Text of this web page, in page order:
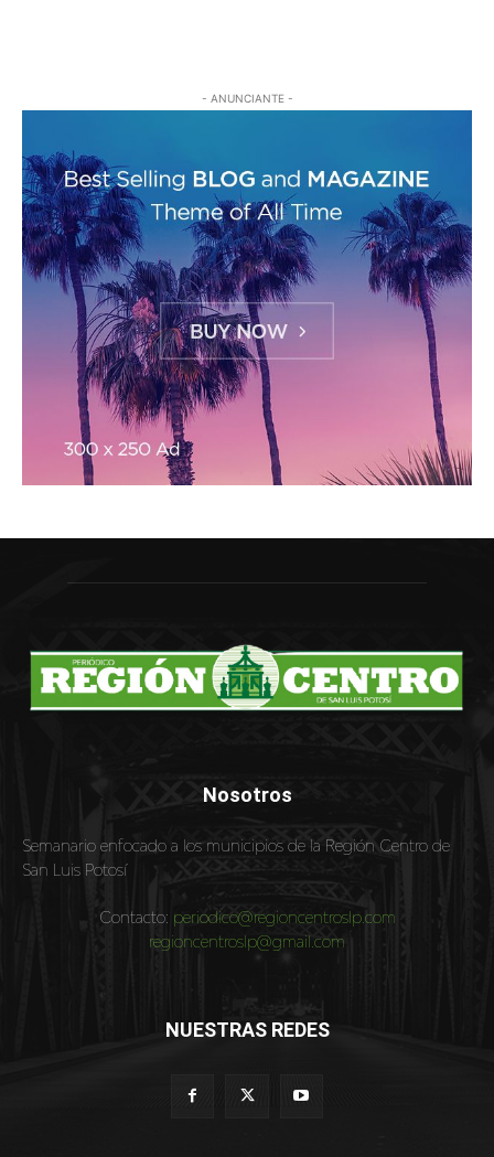
- ANUNCIANTE -
Nosotros
Semanario enfocado a los municipios de la Región Centro de
San Luis Potosí
Contacto: periodico@regioncentroslp.com
regioncentroslp@gmail.com
NUESTRAS REDES